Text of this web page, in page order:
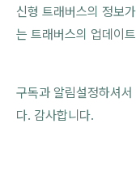
신형 트래버스의 정보
는 트래버스의 업데이
구독과 알림설정하셔
다. 감사합니다.